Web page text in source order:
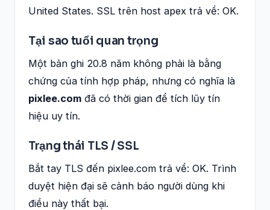
United States. SSL trên host apex trả về: OK.
Tại sao tuổi quan trọng
Một bản ghi 20.8 năm không phải là bằng
chứng của tính hợp pháp, nhưng có nghĩa là
pixlee.com đã có thời gian để tích lũy tín
hiệu uy tín.
Trạng thái TLS / SSL
Bắt tay TLS đến pixlee.com trả về: OK. Trình
duyệt hiện đại sẽ cảnh báo người dùng khi
điều này thất bại.